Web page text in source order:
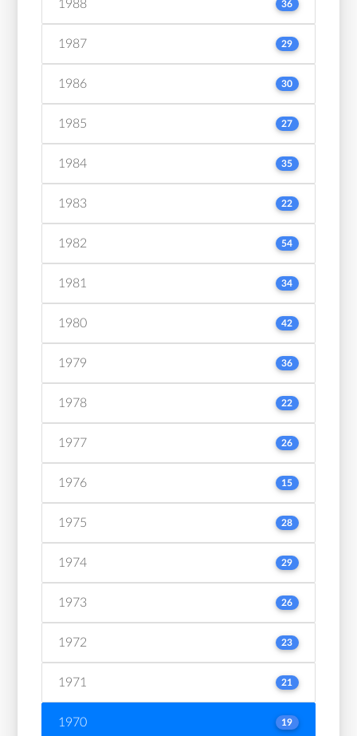
1988 36
1987 29
1986 30
1985 27
1984 35
1983 22
1982 54
1981 34
1980 42
1979 36
1978 22
1977 26
1976 15
1975 28
1974 29
1973 26
1972 23
1971 21
1970 19